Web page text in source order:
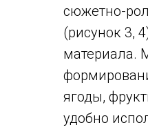
сюжетно-
(рисунок 3,
материала.
ягоды,
удобно